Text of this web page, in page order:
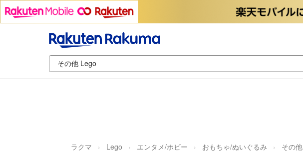
ラクマ Lego エンタメ/ホビー おもちゃ/ぬいぐるみ その他